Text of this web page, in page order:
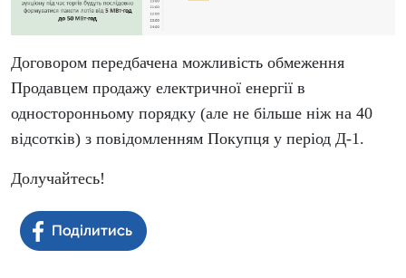
Договором передбачена можливість обмеження
Продавцем продажу електричної енергії в
односторонньому порядку (але не більше ніж на 40
відсотків) з повідомленням Покупця у період Д-1.
Долучайтесь!